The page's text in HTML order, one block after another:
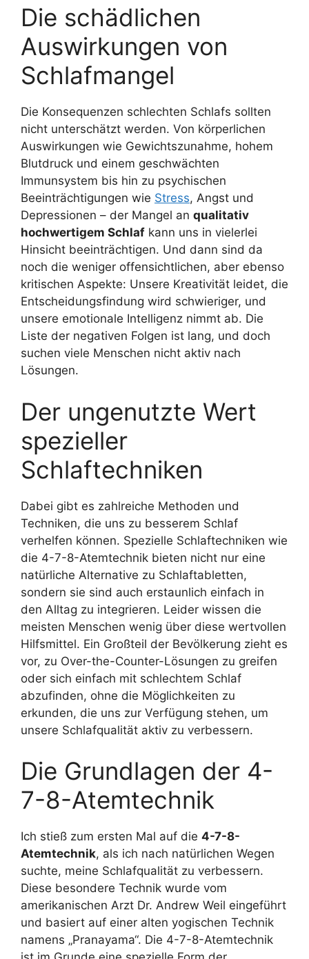
Die schädlichen
Auswirkungen von
Schlafmangel
Die Konsequenzen schlechten Schlafs sollten
nicht unterschätzt werden. Von körperlichen
Auswirkungen wie Gewichtszunahme, hohem
Blutdruck und einem geschwächten
Immunsystem bis hin zu psychischen
Beeinträchtigungen wie Stress, Angst und
Depressionen – der Mangel an qualitativ
hochwertigem Schlaf kann uns in vielerlei
Hinsicht beeinträchtigen. Und dann sind da
noch die weniger offensichtlichen, aber ebenso
kritischen Aspekte: Unsere Kreativität leidet, die
Entscheidungsfindung wird schwieriger, und
unsere emotionale Intelligenz nimmt ab. Die
Liste der negativen Folgen ist lang, und doch
suchen viele Menschen nicht aktiv nach
Lösungen.
Der ungenutzte Wert
spezieller
Schlaftechniken
Dabei gibt es zahlreiche Methoden und
Techniken, die uns zu besserem Schlaf
verhelfen können. Spezielle Schlaftechniken wie
die 4-7-8-Atemtechnik bieten nicht nur eine
natürliche Alternative zu Schlaftabletten,
sondern sie sind auch erstaunlich einfach in
den Alltag zu integrieren. Leider wissen die
meisten Menschen wenig über diese wertvollen
Hilfsmittel. Ein Großteil der Bevölkerung zieht es
vor, zu Over-the-Counter-Lösungen zu greifen
oder sich einfach mit schlechtem Schlaf
abzufinden, ohne die Möglichkeiten zu
erkunden, die uns zur Verfügung stehen, um
unsere Schlafqualität aktiv zu verbessern.
Die Grundlagen der 4-
7-8-Atemtechnik
Ich stieß zum ersten Mal auf die 4-7-8-
Atemtechnik, als ich nach natürlichen Wegen
suchte, meine Schlafqualität zu verbessern.
Diese besondere Technik wurde vom
amerikanischen Arzt Dr. Andrew Weil eingeführt
und basiert auf einer alten yogischen Technik
namens „Pranayama“. Die 4-7-8-Atemtechnik